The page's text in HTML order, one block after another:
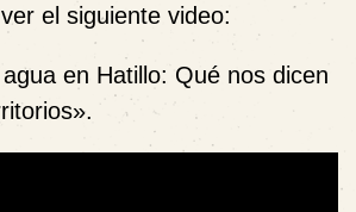
el siguiente video:
en Hatillo: Qué nos dicen